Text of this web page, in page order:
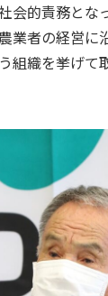
会的責務とな
業者の経営に
組織を挙げて